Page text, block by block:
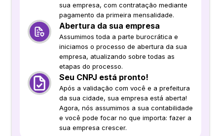
sua empresa, com contratação mediante
pagamento da primeira mensalidade.
Abertura da sua empresa
Assumimos toda a parte burocrática e
iniciamos o processo de abertura da sua
empresa, atualizando sobre todas as
etapas do processo.
Seu CNPJ está pronto!
Após a validação com você e a prefeitura
da sua cidade, sua empresa está aberta!
Agora, nós assumimos a sua contabilidade
e você pode focar no que importa: fazer a
sua empresa crescer.